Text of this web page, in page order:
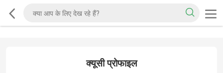
क्यूसी प्रोफाइल